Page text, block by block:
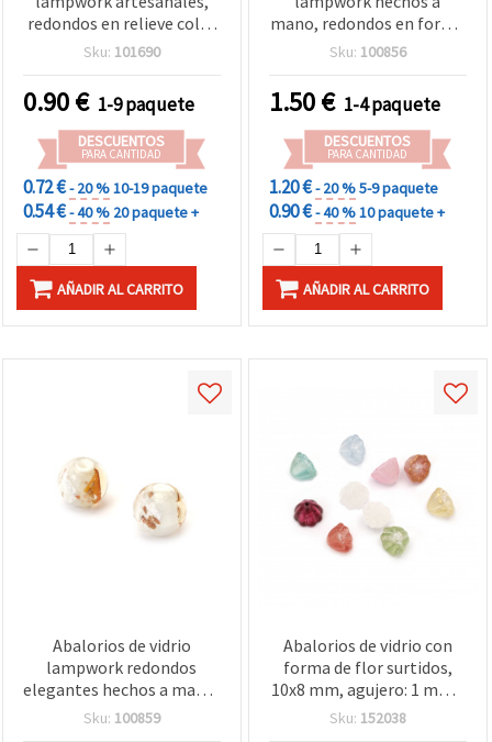
redondos en relieve color
rosa con diseño de
1 mm – Pack de 2
Sku: 101690
0.90€ 1-9 paquete
DESCUENTOS
PARA CANTIDAD
0.72 €- 20 %10-19 paquete
0.54 €- 40 % 20 paquete +
AÑADIR AL CARRITO
mano, redondos en forma
de bola, diseño de ojo
colores, 10 x 12 mm,
agujero 1 mm – Set de 4
Sku: 100856
1.50€ 1-4 paquete
DESCUENTOS
PARA CANTIDAD
1.20 €- 20 %5-9 paquete
0.90 €- 40 %10 paquete +
AÑADIR AL CARRITO
Abalorios de vidrio
lampwork redondos
elegantes hechos a mano,
10 mm, blancos con
Sku: 100859
Abalorios de vidrio con
forma de flor surtidos,
10x8 mm, agujero: 1 mm -
10 uds.
Sku: 152038